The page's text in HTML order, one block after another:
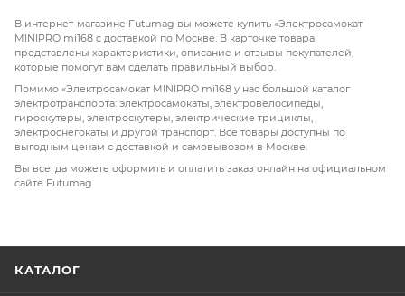
В интернет-магазине Futumag вы можете купить «Электросамокат
MINIPRO mi168 с доставкой по Москве. В карточке товара
представлены характеристики, описание и отзывы покупателей,
которые помогут вам сделать правильный выбор.
Помимо «Электросамокат MINIPRO mi168 у нас большой каталог
электротранспорта: электросамокаты, электровелосипеды,
гироскутеры, электроскутеры, электрические трициклы,
электроснегокаты и другой транспорт. Все товары доступны по
выгодным ценам с доставкой и самовывозом в Москве.
Вы всегда можете оформить и оплатить заказ онлайн на официальном
сайте Futumag.
КАТАЛОГ